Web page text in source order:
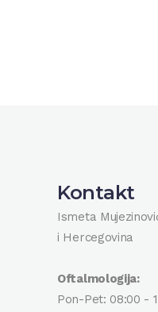
Kontakt
Ismeta
i Hercegovina
Oftalmologija:
Pon-Pet: 08:00 -